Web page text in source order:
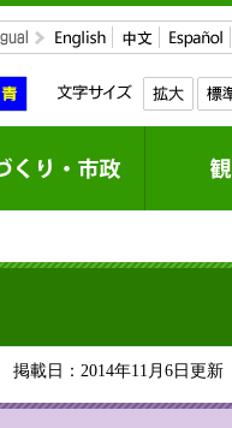
掲載日：2014年11月6日更新